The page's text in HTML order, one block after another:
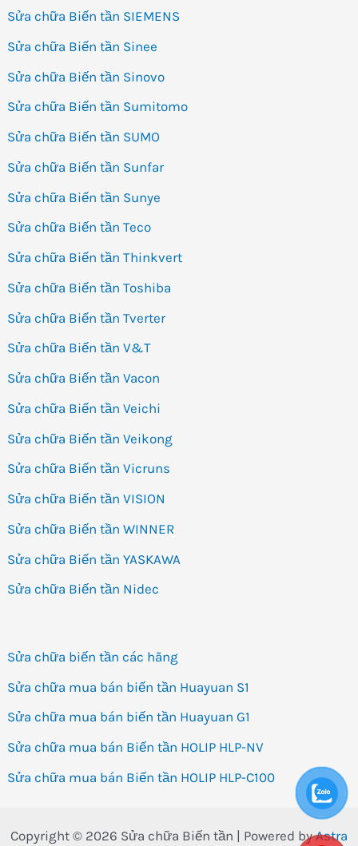
Sửa chữa Biến tần SIEMENS
Sửa chữa Biến tần Sinee
Sửa chữa Biến tần Sinovo
Sửa chữa Biến tần Sumitomo
Sửa chữa Biến tần SUMO
Sửa chữa Biến tần Sunfar
Sửa chữa Biến tần Sunye
Sửa chữa Biến tần Teco
Sửa chữa Biến tần Thinkvert
Sửa chữa Biến tần Toshiba
Sửa chữa Biến tần Tverter
Sửa chữa Biến tần V&T
Sửa chữa Biến tần Vacon
Sửa chữa Biến tần Veichi
Sửa chữa Biến tần Veikong
Sửa chữa Biến tần Vicruns
Sửa chữa Biến tần VISION
Sửa chữa Biến tần WINNER
Sửa chữa Biến tần YASKAWA
Sửa chữa Biến tần Nidec
Sửa chữa biến tần các hãng
Sửa chữa mua bán biến tần Huayuan S1
Sửa chữa mua bán biến tần Huayuan G1
Sửa chữa mua bán Biến tần HOLIP HLP-NV
Sửa chữa mua bán Biến tần HOLIP HLP-C100
Copyright © 2026 Sửa chữa Biến tần | Powered byAstra